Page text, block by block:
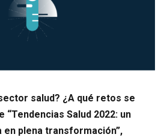
salud? ¿A qué retos se
Salud 2022: un
plena transformación”,